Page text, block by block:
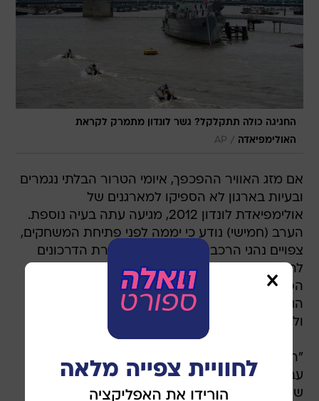
החגיגה כולה תתקלקל? גשר לונדון מתמרק לקראת
האולימפיאדה /
AP
אם מזג האוויר ההפכפך, איומי הטרור הבלתי נגמרים
ובעיות בארגון לא הספיקו למארגנים של
אולימפיאדת לונדון 2012, מגיעה עתה בעיה נוספת.
הערב (חמישי) נודע כי יממה לפני פתיחת המשחקים,
צפויים נהגי הרכבות והפקידים בביקורת הדרכונים
להכריז על שביתה של יום אחד, כמחאה על תנאי
הפנסיה שלהם. הדבר צפוי לשתק לחלוטין את
הגעתם של עשרות אלפים לעיר הבירה האנגלית,
ולפגוע קשות באירועי הפתיחה.
"הם מתכננים שביתה באחד הימים הקריטיים ביותר
עבור אנשים שמגיעים למדינה לאולימפיאדה", אמר
שרת הפנים, תרזה מיי. "הם מסתכנים בפגיעה